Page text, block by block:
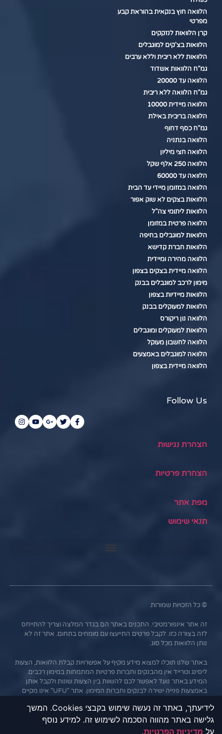
הלוואה חוץ בנקאית בהוראת קבע
מפרטי
קרן הלוואות לנזקקים
הלוואות בצ'קים למוגבלים
הלוואות ללא ריבית וללא ערבים
גמ"ח הלוואות אשדוד
הלוואה עד 20000
גמ"ח הלוואה ללא ריבית
הלוואה מיידית 10000
הלוואה בריבית באילת
גמ"ח כסף דחוף
הלוואה בנתניה
הלוואה חצי מיליון
הלוואה 250 אלף שקל
הלוואה עד 60000
הלוואה במזומן מיידי עד הבית
הלוואות בצקים לא שוק אפור
הלוואות ליתומי צה"ל
הלוואה פרטית במזומן
הלוואות למוגבלים בחיפה
הלוואות חברת קדישא
הלוואה מהירה ומיידית
הלוואה מיידית בצקים בצפון
מימון לרכב למוגבלים בבנק
הלוואות מיידיות בצפון
הלוואות למעוקלים בבנק
הלוואה נון ריקורס
הלוואות למעוקלים ומוגבלים
הלוואה לחשבון מעוקל
הלוואה למוגבלים באמצעים
הלוואה מיידית בצפון
Follow Us
הצהרת נגישות
הצהרת פרטיות
מפת אתר
תנאי שימוש
© כל הזכויות שמורות.
זה אתר אינפורמטיבי. התכנים באתר הם בגדר המלצה וצריך להתייחס
לזה בצורה כזו. לקבל פרטים התייעצו עם מומחים בתחום. אתר זה לא
נותן הלוואות מכל סוג.
באתר שלנו תוכלו למצוא מידע מקיף על אפשרויות קבלת הלוואות, הצעות
ליסינג וטרייד אין מהבנקים וחברות פרטיות המתמחות במימון רכבים.
המידע באתר נועד לאפשר לכם להשוות בין הצעות שונות ולקבל אותן
באמצעות פנייה ישירה לבנקים וחברות המימון. אתר "UFU" אינו מקיים
לגולשים בלבד. חשוב לציין כי אי עמידה בתנאי ההלוואה או בהחזר
האשראי עלול לגרור חיוב בריבית פיגורים והליכי הוצאה לפועל.
לידיעתך, באתר זה נעשה שימוש בקבצי Cookies. המשך
גלישה באתר מהווה הסכמה לשימוש זה. למידע נוסף
על מדיניות הפרטיות.